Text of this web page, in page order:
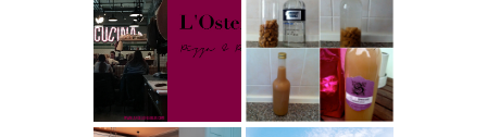
saftig
My Berlin -
L'Osteria | The
Nina Edition
Karamell-
Wodka selber
machen –
einfaches
Rezept &
Geschenkidee